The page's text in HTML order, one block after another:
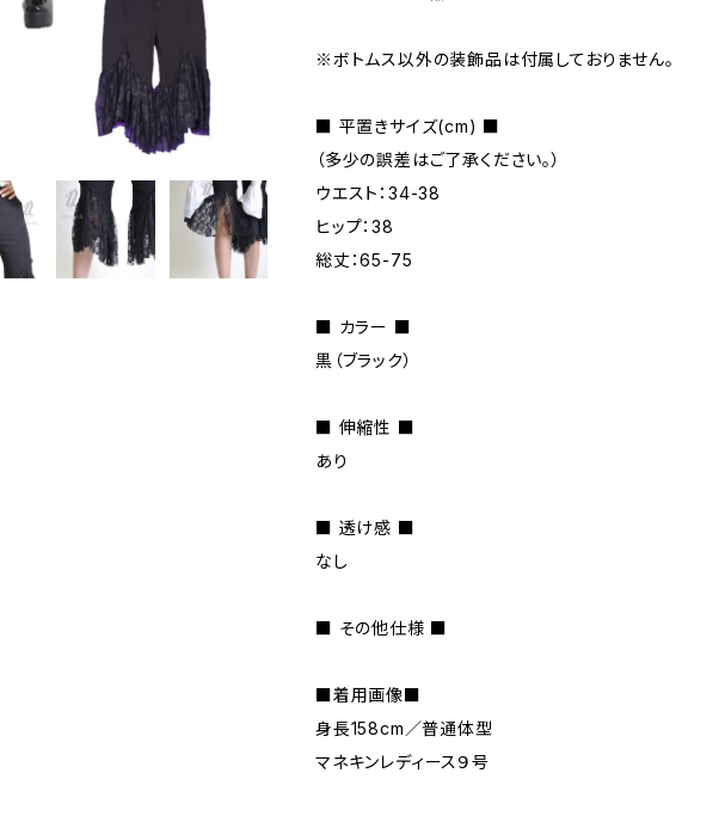
※ボトムス以外の装飾品は付属しておりません。
■ 平置きサイズ(cm) ■
（多少の誤差はご了承ください。）
ウエスト：34-38
ヒップ：38
総丈：65-75
■ カラー ■
黒（ブラック）
■ 伸縮性 ■
あり
■ 透け感 ■
なし
■ その他仕様 ■
■着用画像■
身長158cm／普通体型
マネキンレディース９号